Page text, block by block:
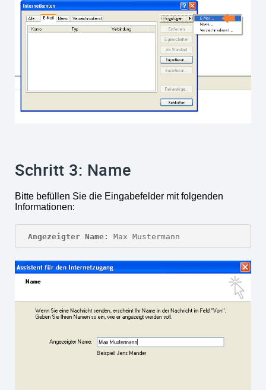
Schritt 3: Name
Bitte befüllen Sie die Eingabefelder mit folgenden
Informationen:
Angezeigter Name: Max Mustermann